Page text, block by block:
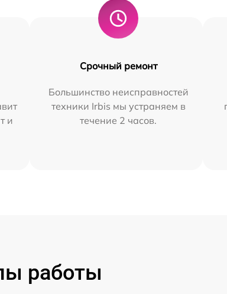
и
Срочный ремонт
Большинство неисправностей
техники Irbis мы устраняем в
течение 2 часов.
работы